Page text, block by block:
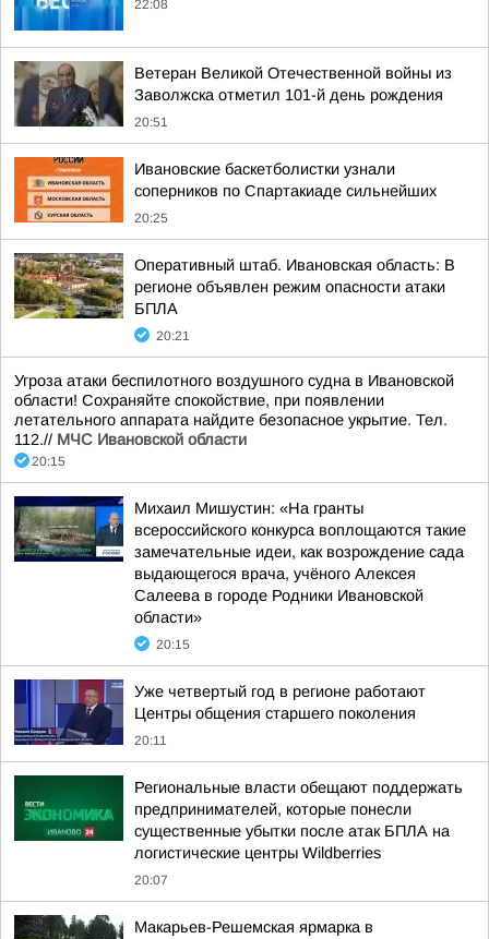
22:08
Ветеран Великой Отечественной войны из
Заволжска отметил 101-й день рождения
20:51
Ивановские баскетболистки узнали
соперников по Спартакиаде сильнейших
20:25
Оперативный штаб. Ивановская область: В
регионе объявлен режим опасности атаки
БПЛА
20:21
Угроза атаки беспилотного воздушного судна в Ивановской
области! Сохраняйте спокойствие, при появлении
летательного аппарата найдите безопасное укрытие. Тел.
112.// МЧС Ивановской области
20:15
Михаил Мишустин: «На гранты
всероссийского конкурса воплощаются такие
замечательные идеи, как возрождение сада
выдающегося врача, учёного Алексея
Салеева в городе Родники Ивановской
области»
20:15
Уже четвертый год в регионе работают
Центры общения старшего поколения
20:11
Региональные власти обещают поддержать
предпринимателей, которые понесли
существенные убытки после атак БПЛА на
логистические центры Wildberries
20:07
Макарьев-Решемская ярмарка в